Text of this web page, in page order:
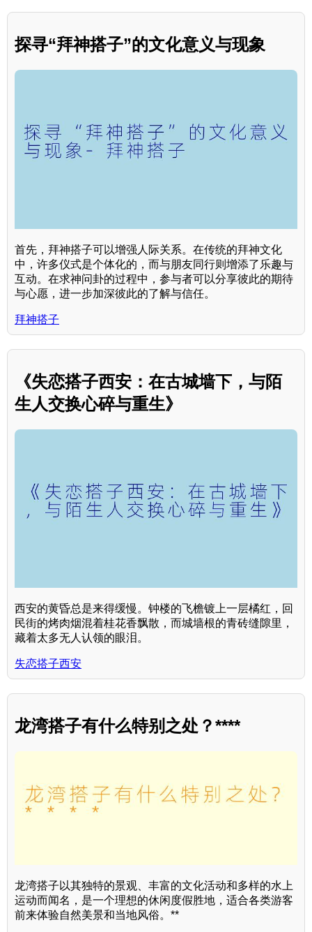
探寻“拜神搭子”的文化意义与现象
首先，拜神搭子可以增强人际关系。在传统的拜神文化
中，许多仪式是个体化的，而与朋友同行则增添了乐趣与
互动。在求神问卦的过程中，参与者可以分享彼此的期待
与心愿，进一步加深彼此的了解与信任。
拜神搭子
《失恋搭子西安：在古城墙下，与陌
生人交换心碎与重生》
西安的黄昏总是来得缓慢。钟楼的飞檐镀上一层橘红，回
民街的烤肉烟混着桂花香飘散，而城墙根的青砖缝隙里，
藏着太多无人认领的眼泪。
失恋搭子西安
龙湾搭子有什么特别之处？****
龙湾搭子以其独特的景观、丰富的文化活动和多样的水上
运动而闻名，是一个理想的休闲度假胜地，适合各类游客
前来体验自然美景和当地风俗。**